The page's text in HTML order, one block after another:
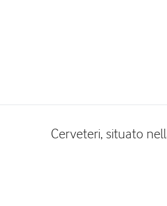
Cerveteri, situato